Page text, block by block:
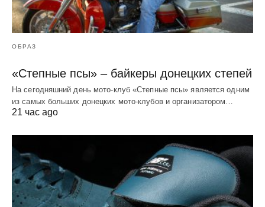
ОБРАЗ
«Степные псы» – байкеры донецких степей
На сегодняшний день мото-клуб «Степные псы» является одним
из самых больших донецких мото-клубов и организатором…
21 час ago